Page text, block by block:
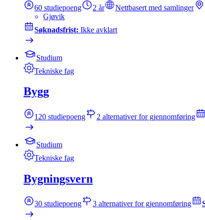
60 studiepoeng 2 år
Nettbasert med samlinger
Gjøvik
Søknadsfrist:Ikke avklart
Studium
Tekniske fag
Bygg
120 studiepoeng 2 alternativer for gjennomføring
Studium
Tekniske fag
Bygningsvern
30 studiepoeng 3alternativer for gjennomføring